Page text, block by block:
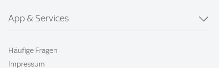
App & Services
Häufige Fragen
Impressum